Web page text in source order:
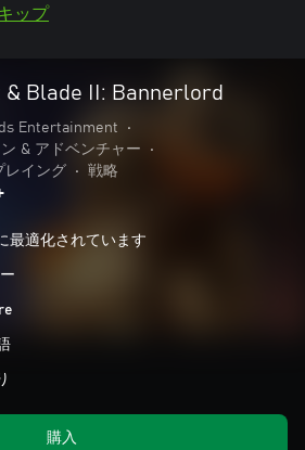
ップ
& Blade II: Bannerlord
Entertainment
•
& アドベンチャー
•
レイング
• 戦略
最適化されています
購入